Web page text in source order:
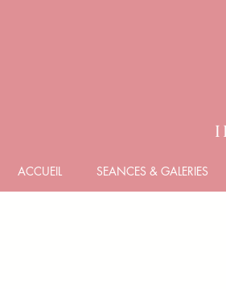
ACCUEIL SEANCES & GALERIES